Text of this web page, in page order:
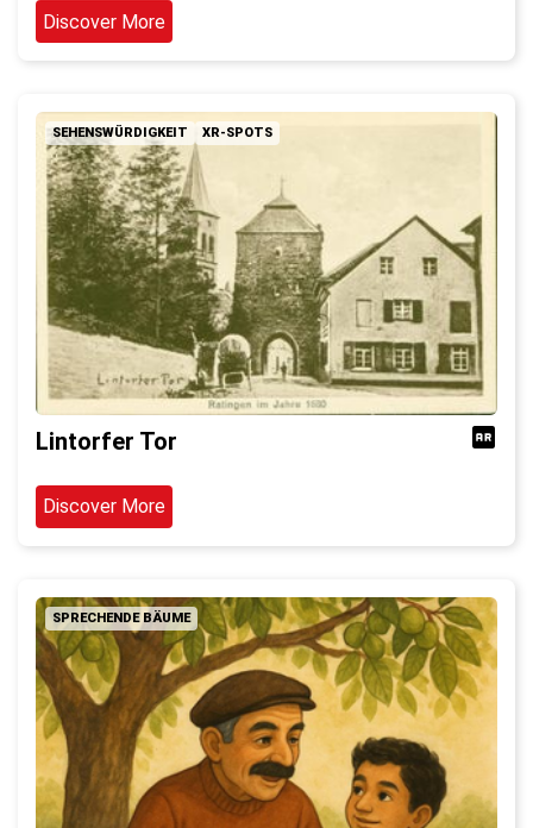
Discover More
SEHENSWÜRDIGKEIT XR-SPOTS
Lintorfer Tor
Discover More
SPRECHENDE BÄUME